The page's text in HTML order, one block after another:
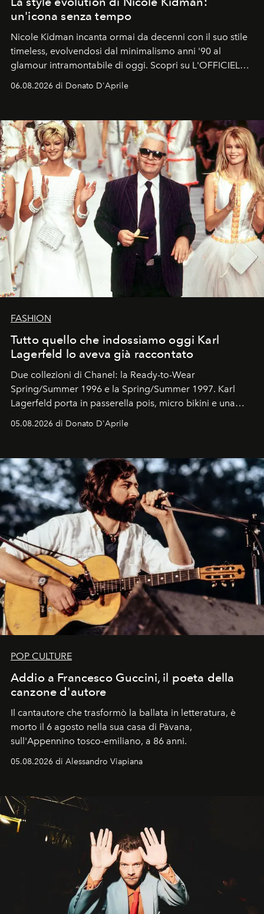
un'icona senza tempo
Nicole Kidman incanta ormai da decenni con il suo stile
timeless, evolvendosi dal minimalismo anni '90 al
glamour intramontabile di oggi. Scopri su L'OFFICIEL
Italia la sua style evolution.
06.08.2026 di Donato D'Aprile
FASHION
Tutto quello che indossiamo oggi Karl
Lagerfeld lo aveva già raccontato
Due collezioni di Chanel: la Ready-to-Wear
Spring/Summer 1996 e la Spring/Summer 1997. Karl
Lagerfeld porta in passerella pois, micro bikini e una
logomania pensata per la spiaggia
Kate, Claudia e Carla una dietro l'altra. Trent'anni dopo,
uno dei documenti più contemporanei che abbiamo.
05.08.2026 di Donato D'Aprile
POP CULTURE
Addio a Francesco Guccini, il poeta della
canzone d'autore
Il cantautore che trasformò la ballata in letteratura, è
morto il 6 agosto nella sua casa di Pàvana,
sull'Appennino tosco-emiliano, a 86 anni.
05.08.2026 di Alessandro Viapiana